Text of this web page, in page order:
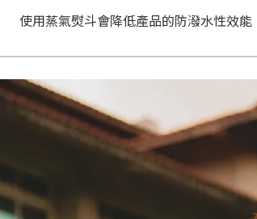
使用蒸氣熨斗會降低產品的防潑水性效能